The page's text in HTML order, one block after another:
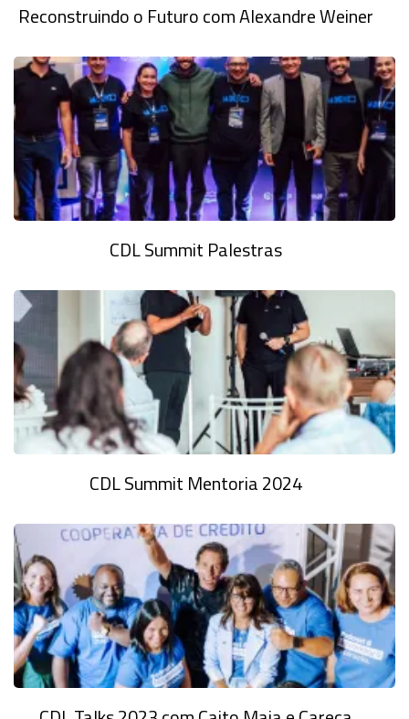
Reconstruindo o Futuro com Alexandre Weiner
CDL Summit Palestras
CDL Summit Mentoria 2024